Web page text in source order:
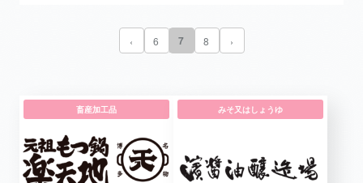
‹ 6 7 8 ›
畜産加工品 みそ又はしょうゆ